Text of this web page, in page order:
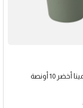
10 أونصة